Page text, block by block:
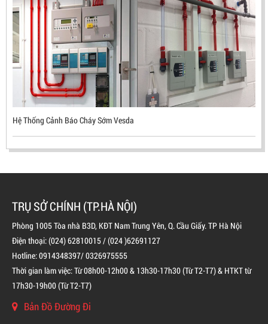
ĐẦU BÁO LỬA CHỐNG NỔ UV/IR- UX300 –
MEKASENTRON KOREA
Mã sản phẩm: UX300
BÌNH CHỮA CHÁY ĐỘC LẬP KHÍ FM200
Hệ Thống Cảnh Báo Cháy Sớm Vesda
TRỤ SỞ CHÍNH (TP.HÀ NỘI)
Phòng 1005 Tòa nhà B3D, KĐT Nam Trung Yên, Q. Cầu Giấy. TP Hà Nội
Điện thoại: (024) 62810015 / (024 )62691127
Hotline: 0914348397/ 0326975555
Thời gian làm việc: Từ 08h00-12h00 & 13h30-17h30 (Từ T2-T7) & HTKT từ
17h30-19h00 (Từ T2-T7)
Bản Đồ Đường Đi